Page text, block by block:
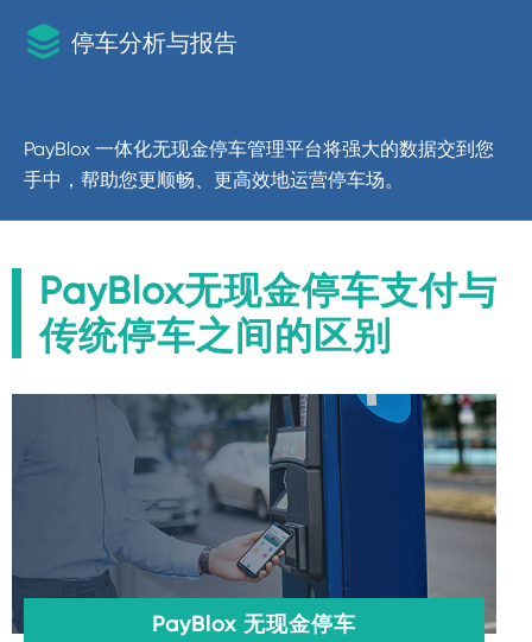
 停车分析与报告
PayBlox 一体化无现金停车管理平台将强大的数据交到您
手中，帮助您更顺畅、更高效地运营停车场。
PayBlox无现金停车支付与
传统停车之间的区别
PayBlox 无现金停车